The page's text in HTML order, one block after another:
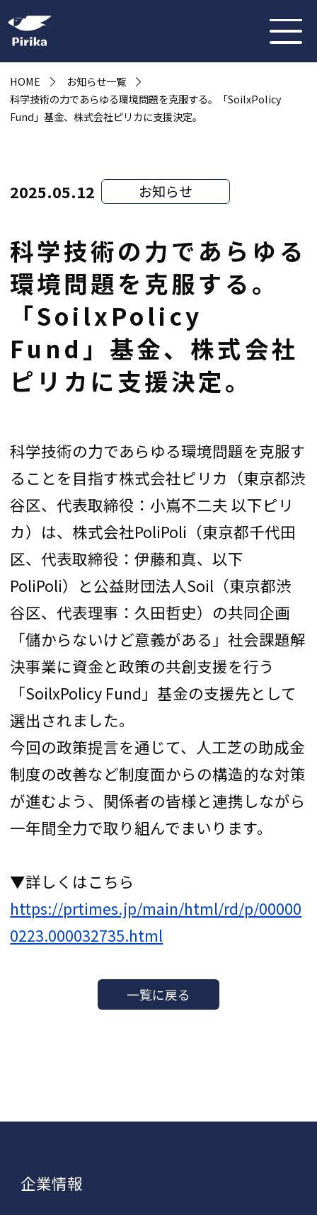
HOME
お知らせ一覧
科学技術の力であらゆる環境問題を克服する。「SoilxPolicy
Fund」基金、株式会社ピリカに支援決定。
2025.05.12 お知らせ
科学技術の力であらゆる
環境問題を克服する。
「SoilxPolicy
Fund」基金、株式会社
ピリカに支援決定。
科学技術の力であらゆる環境問題を克服す
ることを目指す株式会社ピリカ（東京都渋
谷区、代表取締役：小嶌不二夫 以下ピリ
カ）は、株式会社PoliPoli（東京都千代田
区、代表取締役：伊藤和真、以下
PoliPoli）と公益財団法人Soil（東京都渋
谷区、代表理事：久田哲史）の共同企画
「儲からないけど意義がある」社会課題解
決事業に資金と政策の共創支援を行う
「SoilxPolicy Fund」基金の支援先として
選出されました。
今回の政策提言を通じて、人工芝の助成金
制度の改善など制度面からの構造的な対策
が進むよう、関係者の皆様と連携しながら
一年間全力で取り組んでまいります。
▼詳しくはこちら
https://prtimes.jp/main/html/rd/p/00000
0223.000032735.html
一覧に戻る
企業情報